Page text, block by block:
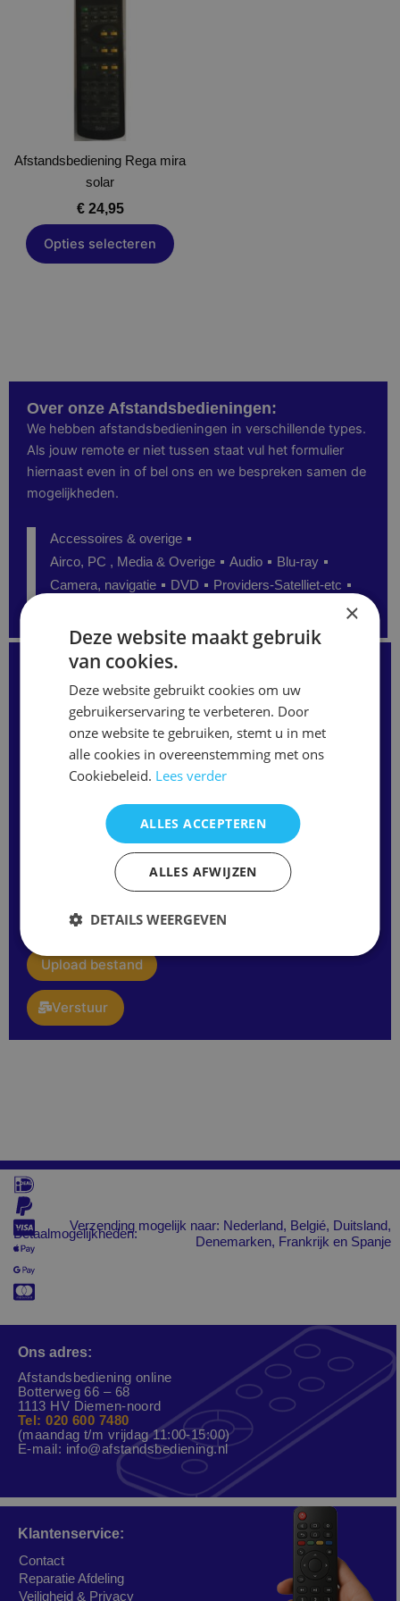
Afstandsbediening Rega mira
solar
€24,95
Opties selecteren
meerdere
variaties.
Deze
gekozen
worden
op
de
productpagina
Over onze Afstandsbedieningen:
We hebben afstandsbedieningen in verschillende types.
Als jouw remote er niet tussen staat vul het formulier
hiernaast even in of bel ons en we bespreken samen de
mogelijkheden.
Accessoires & overige
Airco, PC , Media & Overige
Audio
Blu-ray
Camera, navigatie
DVD
Providers-Satelliet-etc
Kunt u de juiste afstandsbediening niet vinden?
Neem gerust contact met ons op
of vul het formulier hieronder in.
Wij kunnen vaak alsnog de juiste afstandsbediening
leveren.
upload
Upload bestand
Verstuur
Betaalmogelijkheden:
Verzending mogelijk naar: Nederland, Belgié, Duitsland,
Denemarken, Frankrijk en Spanje
Ons adres:
Afstandsbediening online
Botterweg 66 – 68
1113 HV Diemen-noord
Tel: 020 600 7480
(maandag t/m vrijdag 11:00-15:00)
E-mail: info@afstandsbediening.nl
Klantenservice:
Contact
Reparatie Afdeling
Veiligheid & Privacy
×
Deze website maakt gebruik
van cookies.
Deze website gebruikt cookies om uw
gebruikerservaring te verbeteren. Door
onze website te gebruiken, stemt u in met
alle cookies in overeenstemming met ons
Cookiebeleid. Lees verder
ALLES ACCEPTEREN
ALLES AFWIJZEN
DETAILS WEERGEVEN